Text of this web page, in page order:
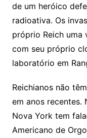
de um heróico
radioativa. Os
próprio Reich uma
com seu próprio
laboratório em
Reichianos não
em anos recentes.
Nova York tem
Americano de